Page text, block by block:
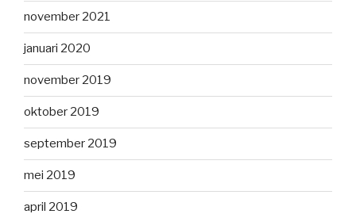
november 2021
januari 2020
november 2019
oktober 2019
september 2019
mei 2019
april 2019